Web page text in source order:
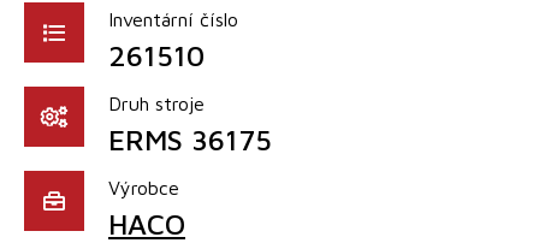
Inventární číslo
261510
Druh stroje
ERMS 36175
Výrobce
HACO